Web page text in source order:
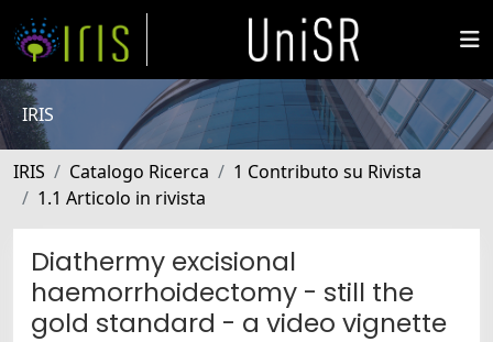
IRIS
IRIS Catalogo Ricerca
1 Contributo su Rivista
1.1 Articolo in rivista
Diathermy excisional
haemorrhoidectomy - still the
gold standard - a video vignette